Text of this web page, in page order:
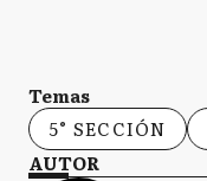
Temas
5° SECCIÓN
AUTOR